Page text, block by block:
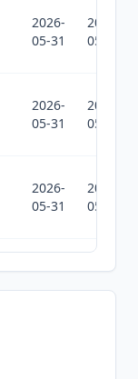
2026-
05-31
2026-
05-31
2026-
05-31
2026-
05-31
2026-
05-31
2026-
05-31
2026-
06-01
2026-
07-10